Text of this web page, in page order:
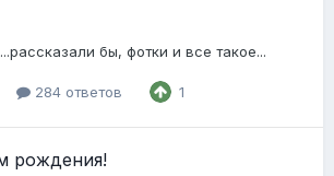
бы, фотки и все такое...
284 ответов 1
рождения!